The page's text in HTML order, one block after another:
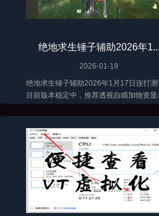
绝地求生锤子辅助2026年1...
2026-01-18
绝地求生锤子辅助2026年1月17日连打测
目前版本稳定中，推荐透视自瞄加物资显